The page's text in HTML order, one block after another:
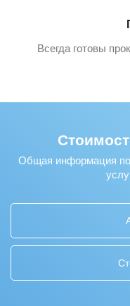
Всегда готовы
Общая информация по